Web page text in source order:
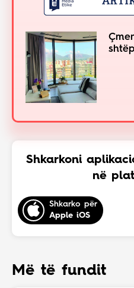
Shkarkoni
në
Shkarko për
Apple iOS
Më të fundit